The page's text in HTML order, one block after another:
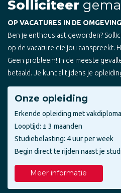
Solliciteer
OP VACATURES IN DE
Ben je enthousiast geworden?
op de vacature die jou aanspreekt.
Geen probleem! In de meeste
betaald. Je kunt al tijdens je
Onze opleiding
Erkende opleiding met vakdiploma
Looptijd: ± 3 maanden
Studiebelasting: 4 uur per week
Begin direct te rijden naast je
Meer informatie